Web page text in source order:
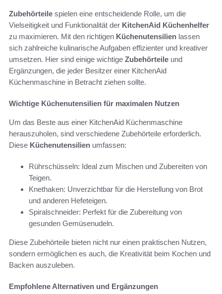
Zubehörteile spielen eine entscheidende Rolle, um die
Vielseitigkeit und Funktionalität der KitchenAid Küchenhelfer
zu maximieren. Mit den richtigen Küchenutensilien lassen
sich zahlreiche kulinarische Aufgaben effizienter und kreativer
umsetzen. Hier sind einige wichtige Zubehörteile und
Ergänzungen, die jeder Besitzer einer KitchenAid
Küchenmaschine in Betracht ziehen sollte.
Wichtige Küchenutensilien für maximalen Nutzen
Um das Beste aus einer KitchenAid Küchenmaschine
herauszuholen, sind verschiedene Zubehörteile erforderlich.
Diese Küchenutensilien umfassen:
Rührschüsseln: Ideal zum Mischen und Zubereiten von
Teigen.
Knethaken: Unverzichtbar für die Herstellung von Brot
und anderen Hefeteigen.
Spiralschneider: Perfekt für die Zubereitung von
gesunden Gemüsenudeln.
Diese Zubehörteile bieten nicht nur einen praktischen Nutzen,
sondern ermöglichen es auch, die Kreativität beim Kochen und
Backen auszuleben.
Empfohlene Alternativen und Ergänzungen